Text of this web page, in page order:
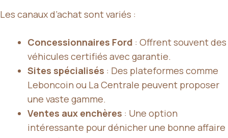
Les canaux d’achat sont variés :
Concessionnaires Ford : Offrent souvent des
véhicules certifiés avec garantie.
Sites spécialisés : Des plateformes comme
Leboncoin ou La Centrale peuvent proposer
une vaste gamme.
Ventes aux enchères : Une option
intéressante pour dénicher une bonne affaire